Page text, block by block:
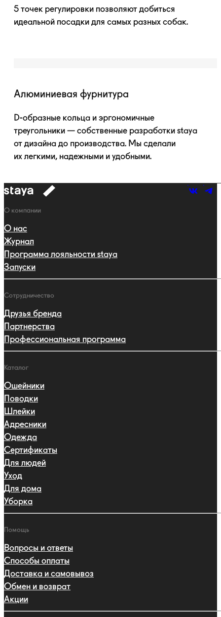
5 точек регулировки позволяют добиться
идеальной посадки для самых разных собак.
Алюминиевая фурнитура
D-образные кольца и эргономичные
треугольники — собственные разработки staya
от дизайна до производства. Мы сделали
их легкими, надежными и удобными.
к
Навигация
О компании
О нас
Журнал
Программа лояльности staya
Запуски
Сотрудничество
Друзья бренда
Партнерства
Профессиональная программа
Каталог
Ошейники
Поводки
Шлейки
Адресники
Одежда
Сертификаты
Для людей
Уход
Для дома
Уборка
Помощь
Вопросы и ответы
Способы оплаты
Доставка и самовывоз
Обмен и возврат
Акции